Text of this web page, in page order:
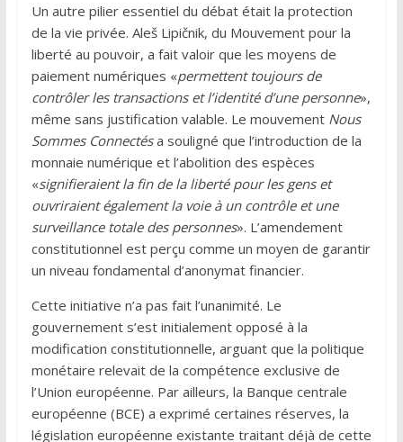
Un autre pilier essentiel du débat était la protection
de la vie privée. Aleš Lipičnik, du Mouvement pour la
liberté au pouvoir, a fait valoir que les moyens de
paiement numériques «permettent toujours de
contrôler les transactions et l’identité d’une personne»,
même sans justification valable. Le mouvement Nous
Sommes Connectésa souligné que l’introduction de la
monnaie numérique et l’abolition des espèces
«signifieraient la fin de la liberté pour les gens et
ouvriraient également la voie à un contrôle et une
surveillance totale des personnes». L’amendement
constitutionnel est perçu comme un moyen de garantir
un niveau fondamental d’anonymat financier.
Cette initiative n’a pas fait l’unanimité. Le
gouvernement s’est initialement opposé à la
modification constitutionnelle, arguant que la politique
monétaire relevait de la compétence exclusive de
l’Union européenne. Par ailleurs, la Banque centrale
européenne (BCE) a exprimé certaines réserves, la
législation européenne existante traitant déjà de cette